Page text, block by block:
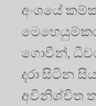
අංශයේ
ගොවීන්,
දරා සිටින
අවිනිශ්චිත